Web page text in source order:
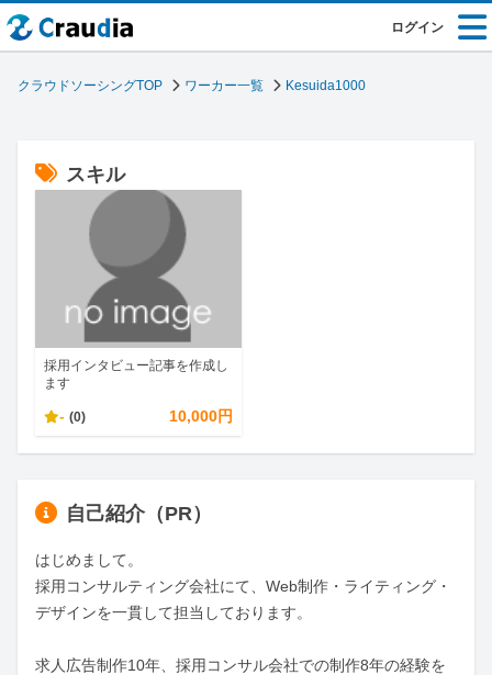
ログイン
クラウドソーシングTOP ワーカー一覧 Kesuida1000
スキル
採用インタビュー記事を作成し
ます
- (0) 10,000円
自己紹介（PR）
はじめまして。
採用コンサルティング会社にて、Web制作・ライティング・
デザインを一貫して担当しております。
求人広告制作10年、採用コンサル会社での制作8年の経験を